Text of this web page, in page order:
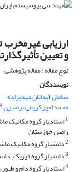
و تعیین
نوع مقاله : مقاله پژوهشی
نویسندگان
سامان آبدانان مهدی‏زاده
محمد امیر کریمی ترشیزی4
1استادیار گروه مکانیک
رامین خوزستان
2دانشیار گروه مکانیک
3دانشیار گروه فیزیک،
4استادیار گروه دام و